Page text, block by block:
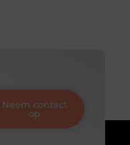
Neem contact
op